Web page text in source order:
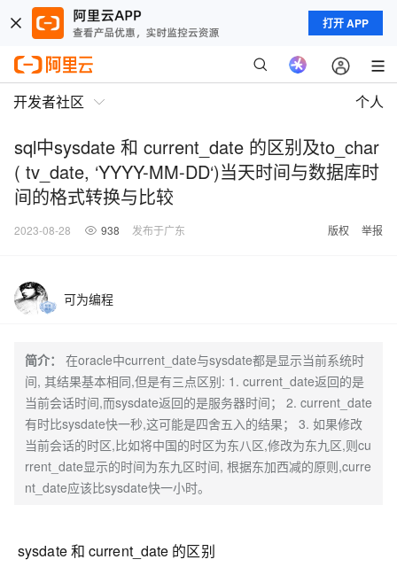
打开 APP
开发者社区 个人
sql中sysdate 和 current_date 的区别及to_char
( tv_date, ‘YYYY-MM-DD‘)当天时间与数据库时
间的格式转换与比较
2023-08-28 938 发布于广东 版权 举报
可为编程
简介：
在oracle中current_date与sysdate都是显示当前系统时
间, 其结果基本相同,但是有三点区别: 1. current_date返回的是
当前会话时间,而sysdate返回的是服务器时间； 2. current_date
有时比sysdate快一秒,这可能是四舍五入的结果； 3. 如果修改
当前会话的时区,比如将中国的时区为东八区,修改为东九区,则cu
rrent_date显示的时间为东九区时间, 根据东加西减的原则,curre
nt_date应该比sysdate快一小时。
sysdate 和 current_date 的区别